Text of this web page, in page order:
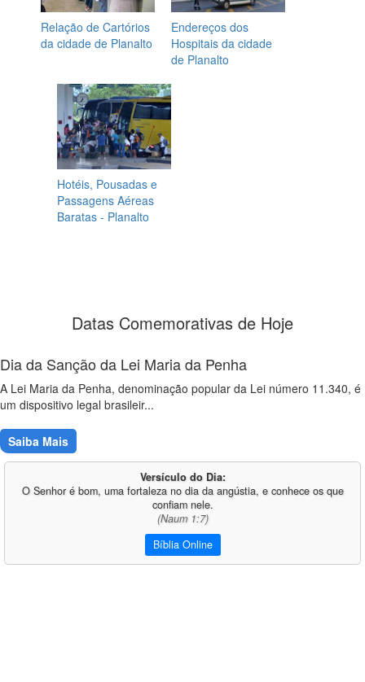
Relação de Cartórios
da cidade de Planalto
Endereços dos
Hospitais da cidade
de Planalto
Hotéis, Pousadas e
Passagens Aéreas
Baratas - Planalto
Datas Comemorativas de Hoje
Dia da Sanção da Lei Maria da Penha
A Lei Maria da Penha, denominação popular da Lei número 11.340, é
um dispositivo legal brasileir...
Saiba Mais
Versículo do Dia:
O Senhor é bom, uma fortaleza no dia da angústia, e conhece os que
confiam nele.
(Naum 1:7)
Bíblia Online